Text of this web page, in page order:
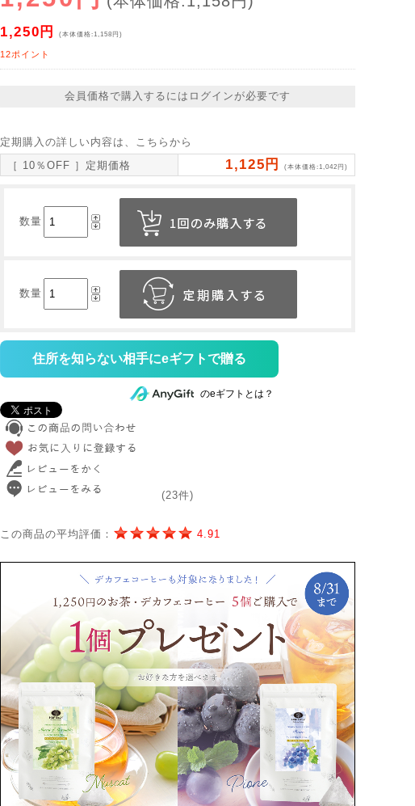
1,250円 (本体価格:1,158円)
12ポイント
会員価格で購入するにはログインが必要です
定期購入の詳しい内容は、こちらから
［ 10％OFF ］定期価格
1,125円 (本体価格:1,042円)
数量
数量
住所を知らない相手にeギフトで贈る
のeギフトとは？
(23件)
この商品の平均評価： 4.91